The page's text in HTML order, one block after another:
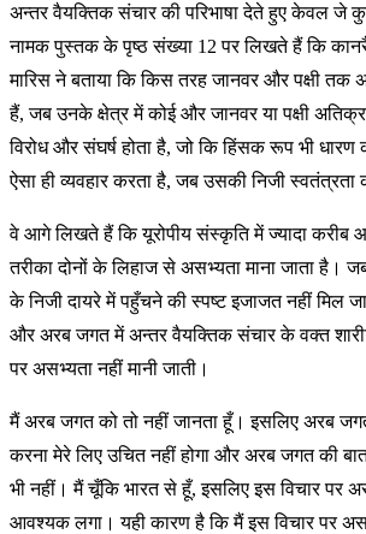
अन्तर वैयक्तिक संचार की परिभाषा देते हुए केवल जे
नामक पुस्तक के पृष्ठ संख्या 12 पर लिखते हैं कि
मारिस ने बताया कि किस तरह जानवर और पक्षी
हैं, जब उनके क्षेत्र में कोई और जानवर या पक्षी
विरोध और संघर्ष होता है, जो कि हिंसक रूप भी
ऐसा ही व्यवहार करता है, जब उसकी निजी स्वतंत्रता
वे आगे लिखते हैं कि यूरोपीय संस्कृति में ज्यादा करीब
तरीका दोनों के लिहाज से असभ्यता माना जाता है।
के निजी दायरे में पहुँचने की स्पष्ट इजाजत नहीं मिल
और अरब जगत में अन्तर वैयक्तिक संचार के वक्त
पर असभ्यता नहीं मानी जाती।
मैं अरब जगत को तो नहीं जानता हूँ। इसलिए अरब
करना मेरे लिए उचित नहीं होगा और अरब जगत की
भी नहीं। मैं चूँकि भारत से हूँ, इसलिए इस विचार पर
आवश्यक लगा। यही कारण है कि मैं इस विचार पर